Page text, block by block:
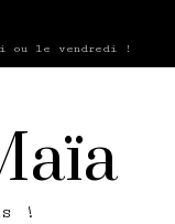
ou le vendredi !
!